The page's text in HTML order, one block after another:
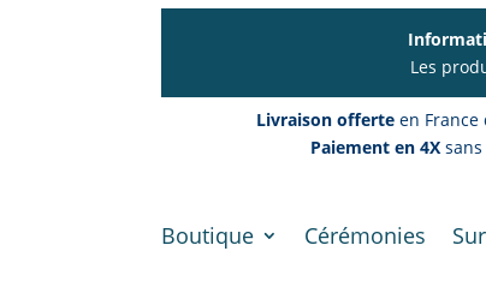
Les
Livraison offerte en France
Paiement en 4X sans
Boutique Cérémonies